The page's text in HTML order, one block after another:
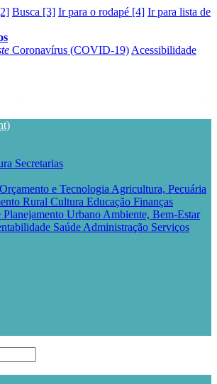
Busca [3] Ir para o rodapé [4] Ir para lista de
Coronavírus (COVID-19) Acessibilidade
Secretarias
e Tecnologia Agricultura, Pecuária
Rural Cultura Educação Finanças
Planejamento Urbano Ambiente, Bem-Estar
Saúde Administração Serviços